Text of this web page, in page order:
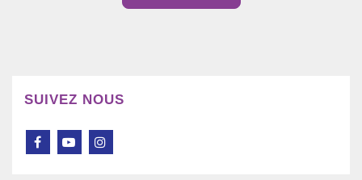
SUIVEZ NOUS